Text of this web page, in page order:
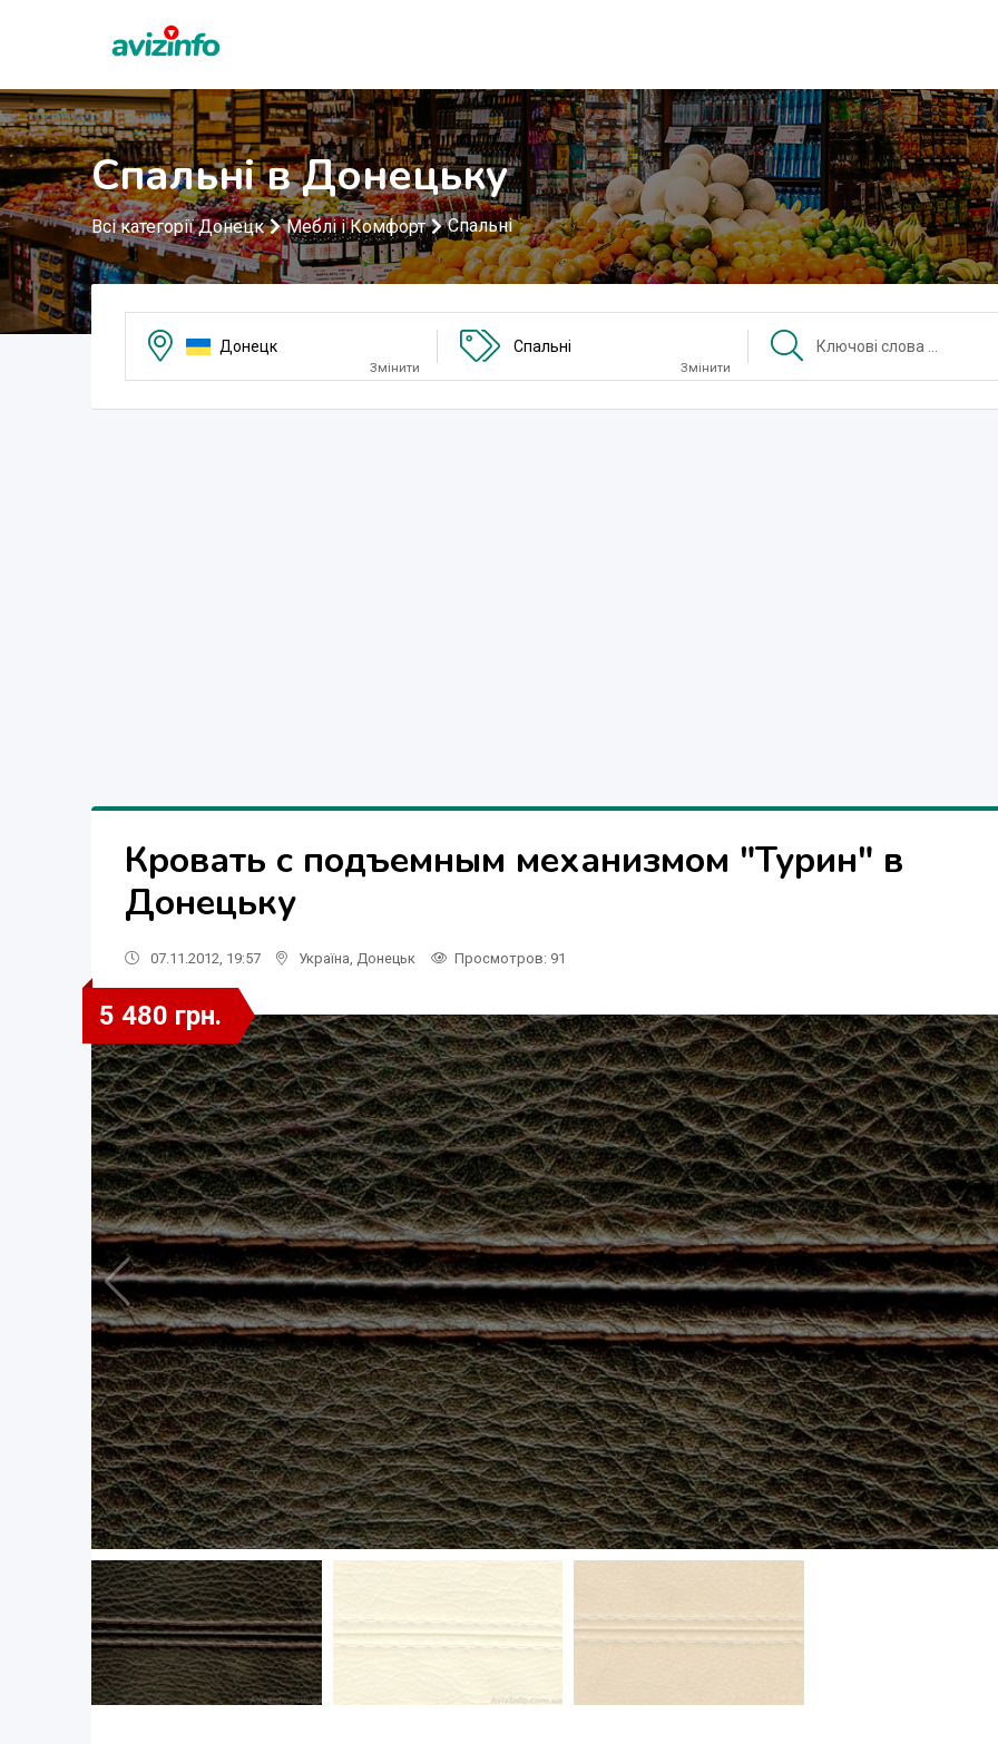
Спальні в Донецьку
Всі категорії Донецк Меблі і Комфорт Спальні
Донецк
Змінити
Спальні
Змінити
Кровать с подъемным механизмом "Турин" в
Донецьку
07.11.2012, 19:57 Україна Донецьк Просмотров: 91
5 480 грн.